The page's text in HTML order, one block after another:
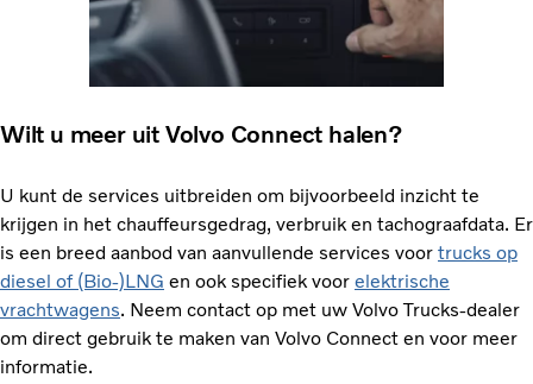
Wilt u meer uit Volvo Connect halen?
U kunt de services uitbreiden om bijvoorbeeld inzicht te
krijgen in het chauffeursgedrag, verbruik en tachograafdata. Er
is een breed aanbod van aanvullende services voor trucks op
diesel of (Bio-)LNG en ook specifiek voor elektrische
vrachtwagens. Neem contact op met uw Volvo Trucks-dealer
om direct gebruik te maken van Volvo Connect en voor meer
informatie.